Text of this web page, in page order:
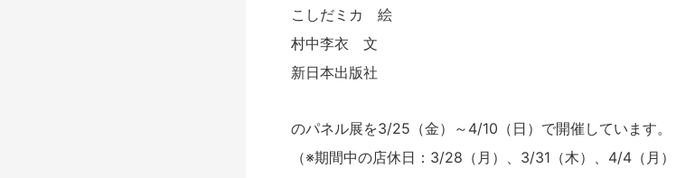
こしだミカ 絵
村中李衣 文
新日本出版社
のパネル展を3/25（金）～4/10（日）で開催しています。
（※期間中の店休日：3/28（月）、3/31（木）、4/4（月）